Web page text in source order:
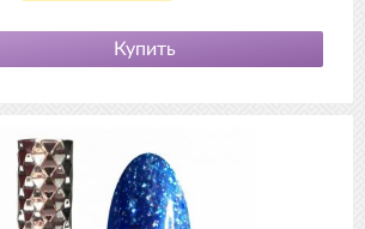
Купить